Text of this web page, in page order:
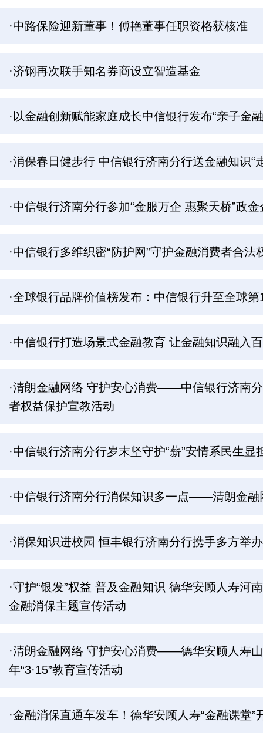
·中路保险迎新董事！傅艳董事任职资格获核准
·济钢再次联手知名券商设立智造基金
·以金融创新赋能家庭成长中信银行发布“亲子金
·消保春日健步行 中信银行济南分行送金融知识“
·中信银行济南分行参加“金服万企 惠聚天桥”政
·中信银行多维织密“防护网”守护金融消费者合法
·全球银行品牌价值榜发布：中信银行升至全球
·中信银行打造场景式金融教育 让金融知识融入
·清朗金融网络 守护安心消费——中信银行济南分
者权益保护宣教活动
·中信银行济南分行岁末坚守护“薪”安情系民生显
·中信银行济南分行消保知识多一点——清朗金融
·消保知识进校园 恒丰银行济南分行携手多方举
·守护“银发”权益 普及金融知识 德华安顾人寿河
金融消保主题宣传活动
·清朗金融网络 守护安心消费——德华安顾人寿
年“3·15”教育宣传活动
·金融消保直通车发车！德华安顾人寿“金融课堂”